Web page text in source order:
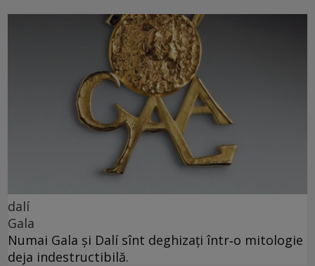
dalí
Gala
Numai Gala și Dalí sînt deghizați într‑o mitologie
deja indestructibilă.